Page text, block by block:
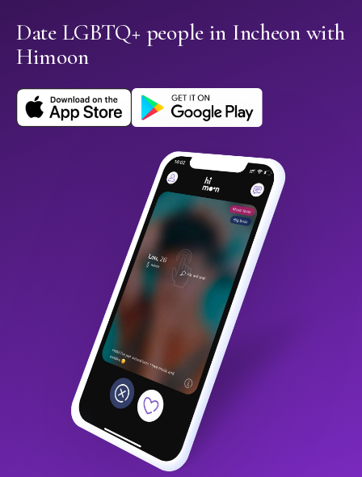
Date LGBTQ+ people in Incheon with
Himoon